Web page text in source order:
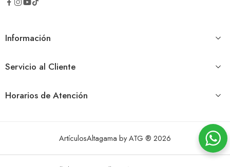
Información
Servicio al Cliente
Horarios de Atención
ArtículosAltagama by ATG ® 2026